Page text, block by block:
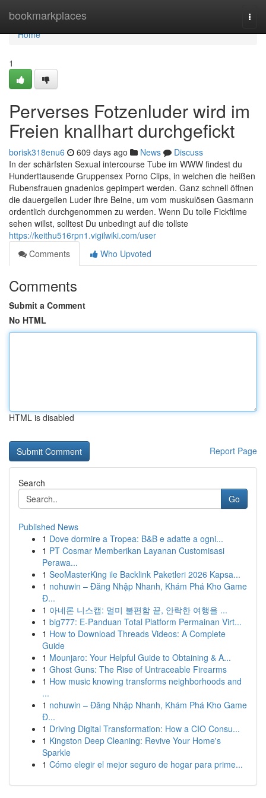
bookmarkplaces
Home
Home
1
Perverses Fotzenluder wird im
Freien knallhart durchgefickt
borisk318enu6 609 days ago News
Discuss
In der schärfsten Sexual intercourse Tube im WWW findest du
Hunderttausende Gruppensex Porno Clips, in welchen die heißen
Rubensfrauen gnadenlos gepimpert werden. Ganz schnell öffnen
die dauergeilen Luder ihre Beine, um vom muskulösen Gasmann
ordentlich durchgenommen zu werden. Wenn Du tolle Fickfilme
sehen willst, solltest Du unbedingt auf die tollste
https://keithu516rpn1.vigilwiki.com/user
Comments
Who Upvoted
Comments
Submit a Comment
No HTML
HTML is disabled
Report Page
Search
Go
Published News
1 Dove dormire a Tropea: B&B e adatte a ogni...
1 PT Cosmar Memberikan Layanan Customisasi
Perawa...
1 SeoMasterKing ile Backlink Paketleri 2026 Kapsa...
1 nohuwin – Đăng Nhập Nhanh, Khám Phá Kho Game
Đ...
1 아네론 니스캡: 멀미 불편함 끝, 안락한 여행을 ...
1 big777: E-Panduan Total Platform Permainan Virt...
1 How to Download Threads Videos: A Complete
Guide
1 Mounjaro: Your Helpful Guide to Obtaining & A...
1 Ghost Guns: The Rise of Untraceable Firearms
1 How music knowing transforms neighborhoods and
...
1 nohuwin – Đăng Nhập Nhanh, Khám Phá Kho Game
Đ...
1 Driving Digital Transformation: How a CIO Consu...
1 Kingston Deep Cleaning: Revive Your Home's
Sparkle
1 Cómo elegir el mejor seguro de hogar para prime...